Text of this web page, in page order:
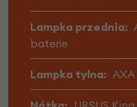
Lampka przednia:
baterie
Lampka tylna: